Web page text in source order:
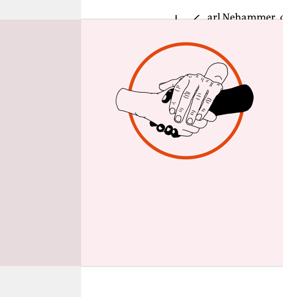
K arl Nehammer,
Skandalnudel
Regierungschef nach
Generalsekretär,
Mit internationaler
Nehammer eine Idee:
besuchte, fuhr er
Gespräch scheint
Nehammers „Hoppla,
selbst stammte, ist